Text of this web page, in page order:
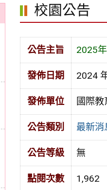
校園公告
公告主旨 2025
發佈日期 2024
發佈單位 國際教
公告類別 最新消
公告等級 無
點閱次數 1,962